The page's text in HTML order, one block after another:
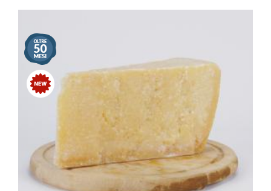
Stagionatura
oltre
50
mesi
Nuovo